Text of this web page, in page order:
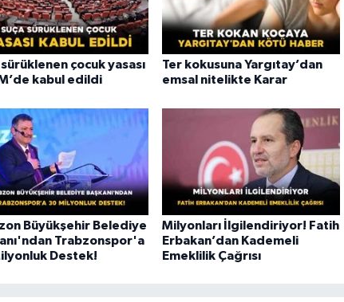
sürüklenen çocuk yasası
kabul edildi
Ter kokusuna Yargıtay’dan
emsal nitelikte Karar
Büyükşehir Belediye
Trabzonspor'a
Destek!
Milyonları İlgilendiriyor! Fatih
Erbakan’dan Kademeli
Emeklilik Çağrısı